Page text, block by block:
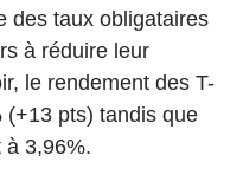
des taux obligataires
à réduire leur
le rendement des T-
(+13 pts) tandis que
à 3,96%.